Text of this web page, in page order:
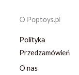
O Poptoys.pl
Polityka
Przedzamówień
O nas